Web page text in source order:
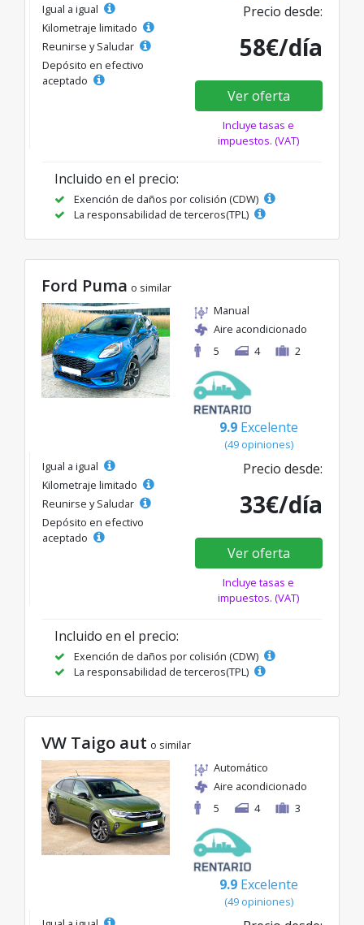
Igual a igual
Kilometraje limitado
Reunirse y Saludar
Depósito en efectivo
aceptado
Precio desde:
58€/día
Ver oferta
Incluye tasas e
impuestos. (VAT)
Incluido en el precio:
Exención de daños por colisión (CDW)
La responsabilidad de terceros(TPL)
Ford Puma o similar
Manual
Aire acondicionado
5
4 2
9.9 Excelente
(49 opiniones)
Igual a igual
Kilometraje limitado
Reunirse y Saludar
Depósito en efectivo
aceptado
Precio desde:
33€/día
Ver oferta
Incluye tasas e
impuestos. (VAT)
Incluido en el precio:
Exención de daños por colisión (CDW)
La responsabilidad de terceros(TPL)
VW Taigo aut o similar
Automático
Aire acondicionado
5
4 3
9.9 Excelente
(49 opiniones)